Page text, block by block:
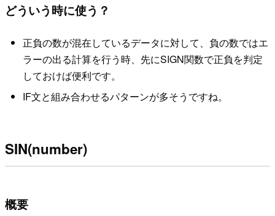
どういう時に使う？
正負の数が混在しているデータに対して、負の数ではエ
ラーの出る計算を行う時、先にSIGN関数で正負を判定
しておけば便利です。
IF文と組み合わせるパターンが多そうですね。
SIN(number)
概要